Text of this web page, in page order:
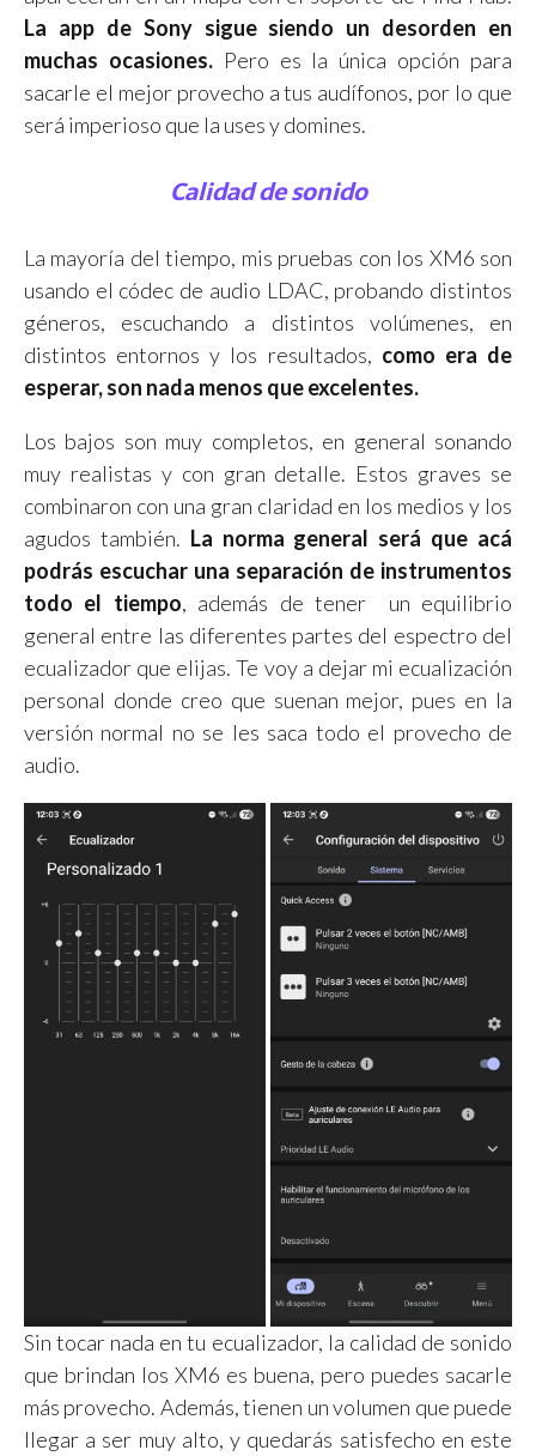
La app de Sony sigue siendo un desorden en
muchas ocasiones. Pero es la única opción para
sacarle el mejor provecho a tus audífonos, por lo que
será imperioso que la uses y domines.
Calidad de sonido
La mayoría del tiempo, mis pruebas con los XM6 son
usando el códec de audio LDAC, probando distintos
géneros, escuchando a distintos volúmenes, en
distintos entornos y los resultados, como era de
esperar, son nada menos que excelentes.
Los bajos son muy completos, en general sonando
muy realistas y con gran detalle. Estos graves se
combinaron con una gran claridad en los medios y los
agudos también. La norma general será que acá
podrás escuchar una separación de instrumentos
todo el tiempo, además de tener un equilibrio
general entre las diferentes partes del espectro del
ecualizador que elijas. Te voy a dejar mi ecualización
personal donde creo que suenan mejor, pues en la
versión normal no se les saca todo el provecho de
audio.
Sin tocar nada en tu ecualizador, la calidad de sonido
que brindan los XM6 es buena, pero puedes sacarle
más provecho. Además, tienen un volumen que puede
llegar a ser muy alto, y quedarás satisfecho en este